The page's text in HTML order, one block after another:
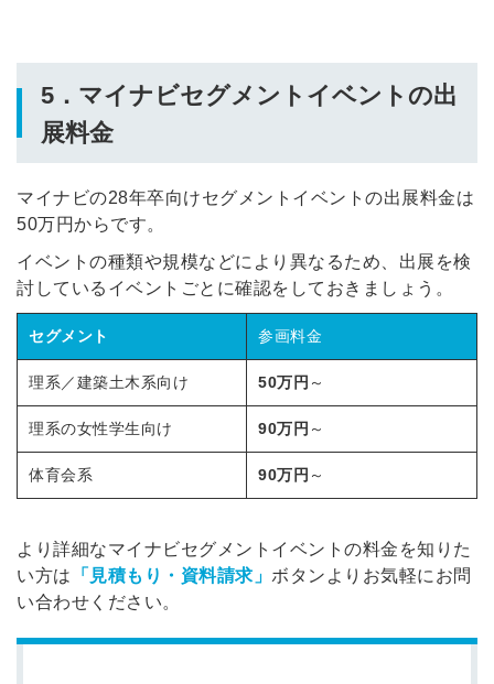
5．マイナビセグメントイベントの出
展料金
マイナビの28年卒向けセグメントイベントの出展料金は
50万円からです。
イベントの種類や規模などにより異なるため、出展を検
討しているイベントごとに確認をしておきましょう。
セグメント 参画料金
理系／建築土木系向け 50万円 ～
理系の女性学生向け 90万円 ～
体育会系 90万円 ～
より詳細なマイナビセグメントイベントの料金を知りた
い方は 「見積もり・資料請求」 ボタンよりお気軽にお問
い合わせください。